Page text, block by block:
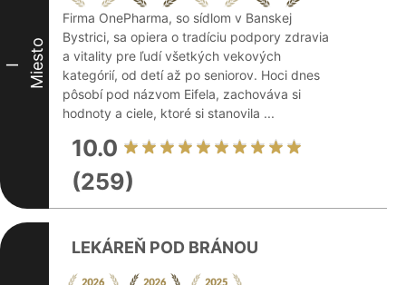
I Miesto
Firma OnePharma, so sídlom v Banskej
Bystrici, sa opiera o tradíciu podpory zdravia
a vitality pre ľudí všetkých vekových
kategórií, od detí až po seniorov. Hoci dnes
pôsobí pod názvom Eifela, zachováva si
hodnoty a ciele, ktoré si stanovila ...
10.0
(259)
LEKÁREŇ POD BRÁNOU